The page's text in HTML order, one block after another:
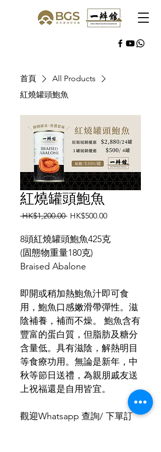
首頁
All Products
紅燒罐頭鮑魚
紅燒罐頭鮑魚
HK$1,200.00 一
價
格
HK$500.00促
價
8頭紅燒罐頭鮑魚425克
(固態物重量180克)
Braised Abalone
即開或稍加熱鮑魚汁即可食
用，鮑魚口感嫩滑帶彈性。滋
陰補養，補而不燥。 鮑魚含有
豐富的蛋白質，但脂肪及糖分
含量低。具有滋陰，解熱明目
等食療功用。無論是新年，中
秋等節日送禮，為親朋戚友送
上祝福還是自用皆宜。
觀迎Whatsapp 查詢/ 下單訂